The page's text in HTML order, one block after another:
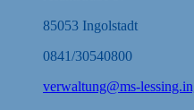
85053 Ingolstadt
0841/30540800
verwaltung@ms-